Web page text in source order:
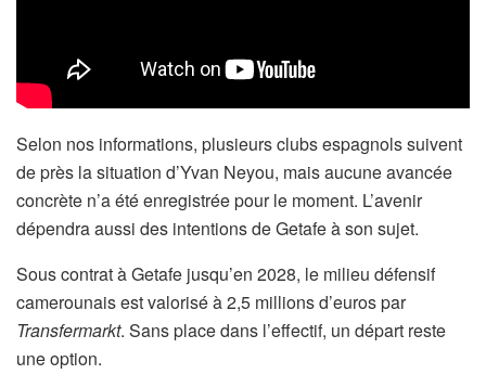
Selon nos informations, plusieurs clubs espagnols suivent
de près la situation d’Yvan Neyou, mais aucune avancée
concrète n’a été enregistrée pour le moment. L’avenir
dépendra aussi des intentions de Getafe à son sujet.
Sous contrat à Getafe jusqu’en 2028, le milieu défensif
camerounais est valorisé à 2,5 millions d’euros par
Transfermarkt. Sans place dans l’effectif, un départ reste
une option.